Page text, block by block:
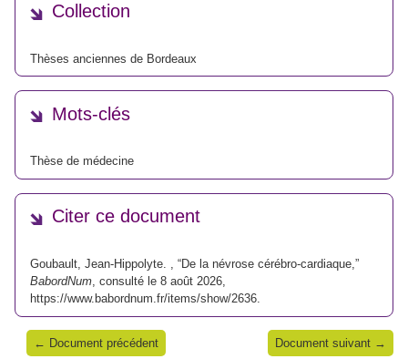
Collection
Thèses anciennes de Bordeaux
Mots-clés
Thèse de médecine
Citer ce document
Goubault, Jean-Hippolyte. , “De la névrose cérébro-cardiaque,”
BabordNum , consulté le 8 août 2026,
https://www.babordnum.fr/items/show/2636
← Document précédent Document suivant →